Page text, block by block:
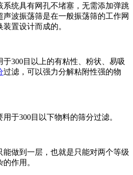
系统具有网孔不堵塞，无需添加弹跳
波振荡筛是在一般振荡筛的工作网
置设计而成的。
300目以上的有粘性、粉状、易吸
过滤，可以强力分解粘附性强的物
300目以下物料的筛分过滤。
做到一层，也就是只能对两个等级
作用。